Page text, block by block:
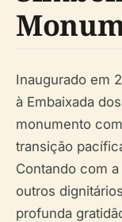
Inaugurado em
à Embaixada
monumento
transição
Contando com
outros
profunda